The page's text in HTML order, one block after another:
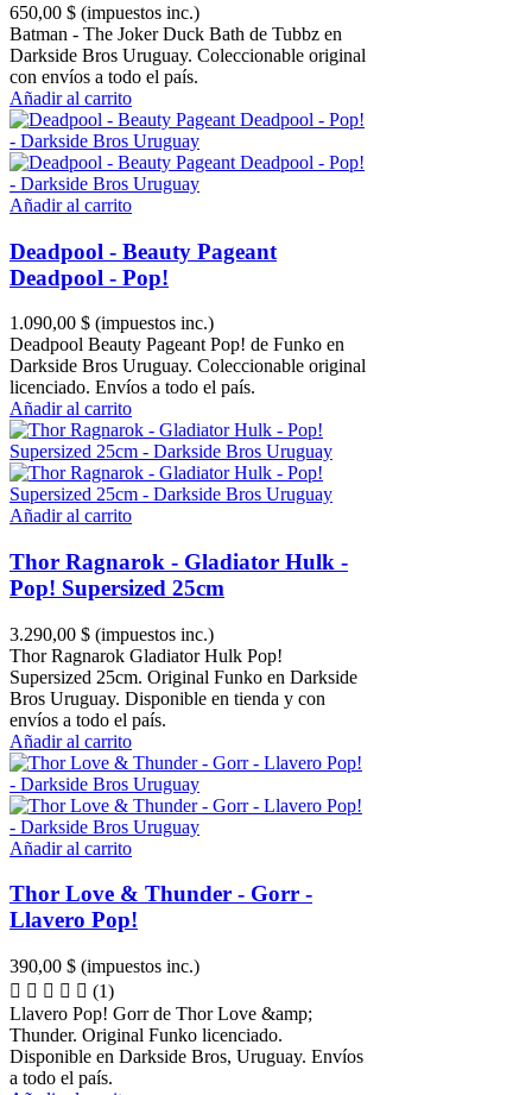
650,00 $ (impuestos inc.)
Batman - The Joker Duck Bath de Tubbz en
Darkside Bros Uruguay. Coleccionable original
con envíos a todo el país.
Añadir al carrito
Añadir al carrito
Deadpool - Beauty Pageant
Deadpool - Pop!
1.090,00 $ (impuestos inc.)
Deadpool Beauty Pageant Pop! de Funko en
Darkside Bros Uruguay. Coleccionable original
licenciado. Envíos a todo el país.
Añadir al carrito
Añadir al carrito
Thor Ragnarok - Gladiator Hulk -
Pop! Supersized 25cm
3.290,00 $ (impuestos inc.)
Thor Ragnarok Gladiator Hulk Pop!
Supersized 25cm. Original Funko en Darkside
Bros Uruguay. Disponible en tienda y con
envíos a todo el país.
Añadir al carrito
Añadir al carrito
Thor Love & Thunder - Gorr -
Llavero Pop!
390,00 $ (impuestos inc.)
(1)
Llavero Pop! Gorr de Thor Love &amp;
Thunder. Original Funko licenciado.
Disponible en Darkside Bros, Uruguay. Envíos
a todo el país.